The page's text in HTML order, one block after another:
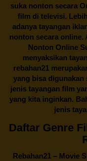
suka nonton secara
film di televisi.
adanya tayangan
nonton secara online.
Nonton Online
menyaksikan
rebahan21
yang bisa digunakan
jenis tayangan film
yang kita inginkan.
jenis
Daftar Genre
Rebahan21 – Movie